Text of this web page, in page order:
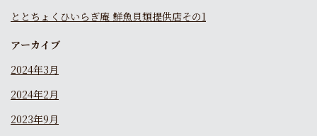
ととちょくひいらぎ庵 鮮魚貝類提供店その1
アーカイブ
2024年3月
2024年2月
2023年9月